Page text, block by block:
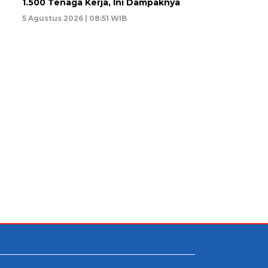
1.500 Tenaga Kerja, Ini Dampaknya
5 Agustus 2026 | 08:51 WIB